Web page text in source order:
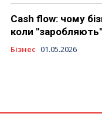
Cash flow: чому
коли "заробляють"
Бізнес 01.05.2026